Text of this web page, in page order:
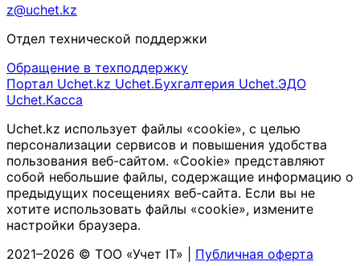
z@uchet.kz
Отдел технической поддержки
Обращение в техподдержку
Портал Uchet.kz Uchet.Бухгалтерия Uchet.ЭДО
Uchet.Касса
Uchet.kz использует файлы «cookie», с целью
персонализации сервисов и повышения удобства
пользования веб-сайтом. «Cookie» представляют
собой небольшие файлы, содержащие информацию о
предыдущих посещениях веб-сайта. Если вы не
хотите использовать файлы «cookie», измените
настройки браузера.
2021–2026 © ТОО «Учет IT» | Публичная оферта